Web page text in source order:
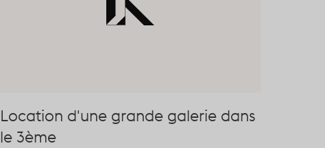
Location d'une grande galerie dans
le 3ème